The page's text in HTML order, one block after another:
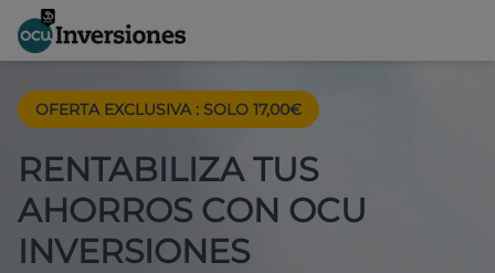
OFERTA EXCLUSIVA : SOLO 17,00€
RENTABILIZA TUS
AHORROS CON OCU
INVERSIONES